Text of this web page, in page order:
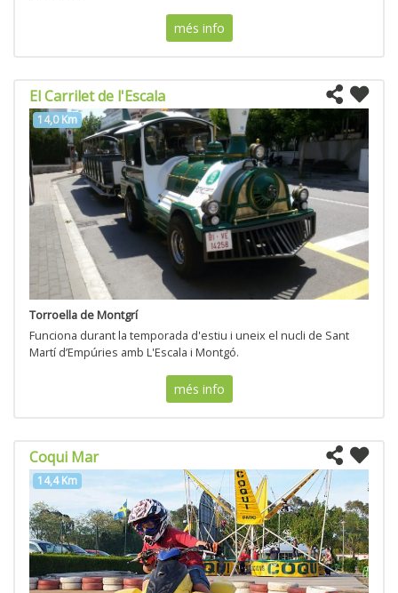
més info
El Carrilet de l'Escala
14,0 Km
Torroella de Montgrí
Funciona durant la temporada d'estiu i uneix el nucli de Sant
Martí d’Empúries amb L'Escala i Montgó.
més info
Coqui Mar
14,4 Km